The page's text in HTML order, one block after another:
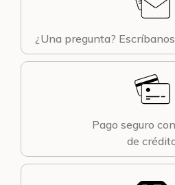
¿Una pregunta?
Pago seguro
de